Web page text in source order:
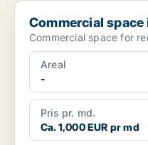
Commercial space in
Commercial
Commercial space for
Areal
-
Pris pr. md.
Ca. 1,000 EUR pr md